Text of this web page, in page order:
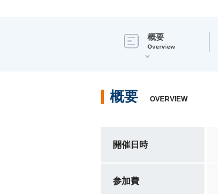
概要
Overview
概要 OVERVIEW
開催日時
参加費